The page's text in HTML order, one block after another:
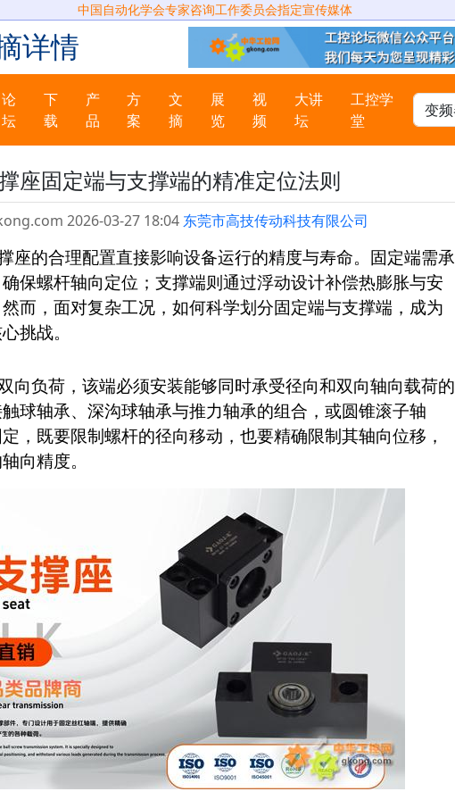
中国自动化学会专家咨询工作委员会指定宣传媒体
详情
论
坛
下
载
产
品
方
案
文
摘
展
览
视
频
大讲
坛
工控学
堂
座固定端与支撑端的精准定位法则
2026-03-27 18:04 东莞市高技传动科技有限公司
座的合理配置直接影响设备运行的精度与寿命。固定端需承
保螺杆轴向定位；支撑端则通过浮动设计补偿热膨胀与安
而，面对复杂工况，如何科学划分固定端与支撑端，成为
挑战。
向负荷，该端必须安装能够同时承受径向和双向轴向载荷的
球轴承、深沟球轴承与推力轴承的组合，或圆锥滚子轴
，既要限制螺杆的径向移动，也要精确限制其轴向位移，
向精度。